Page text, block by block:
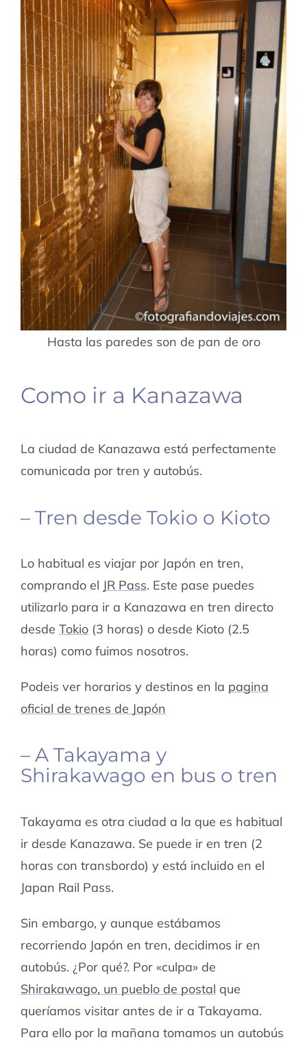
Hasta las paredes son de pan de oro
Como ir a Kanazawa
La ciudad de Kanazawa está perfectamente
comunicada por tren y autobús.
– Tren desde Tokio o Kioto
Lo habitual es viajar por Japón en tren,
comprando el JR Pass. Este pase puedes
utilizarlo para ir a Kanazawa en tren directo
desde Tokio(3 horas) o desde Kioto (2.5
horas) como fuimos nosotros.
Podeis ver horarios y destinos en la pagina
oficial de trenes de Japón
– A Takayama y
Shirakawago en bus o tren
Takayama es otra ciudad a la que es habitual
ir desde Kanazawa. Se puede ir en tren (2
horas con transbordo) y está incluido en el
Japan Rail Pass.
Sin embargo, y aunque estábamos
recorriendo Japón en tren, decidimos ir en
autobús. ¿Por qué?. Por «culpa» de
Shirakawago, un pueblo de postal que
queríamos visitar antes de ir a Takayama.
Para ello por la mañana tomamos un autobús